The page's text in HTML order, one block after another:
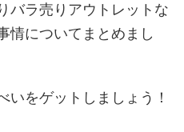
バラ売りアウトレットな
情についてまとめまし
いをゲットしましょう！